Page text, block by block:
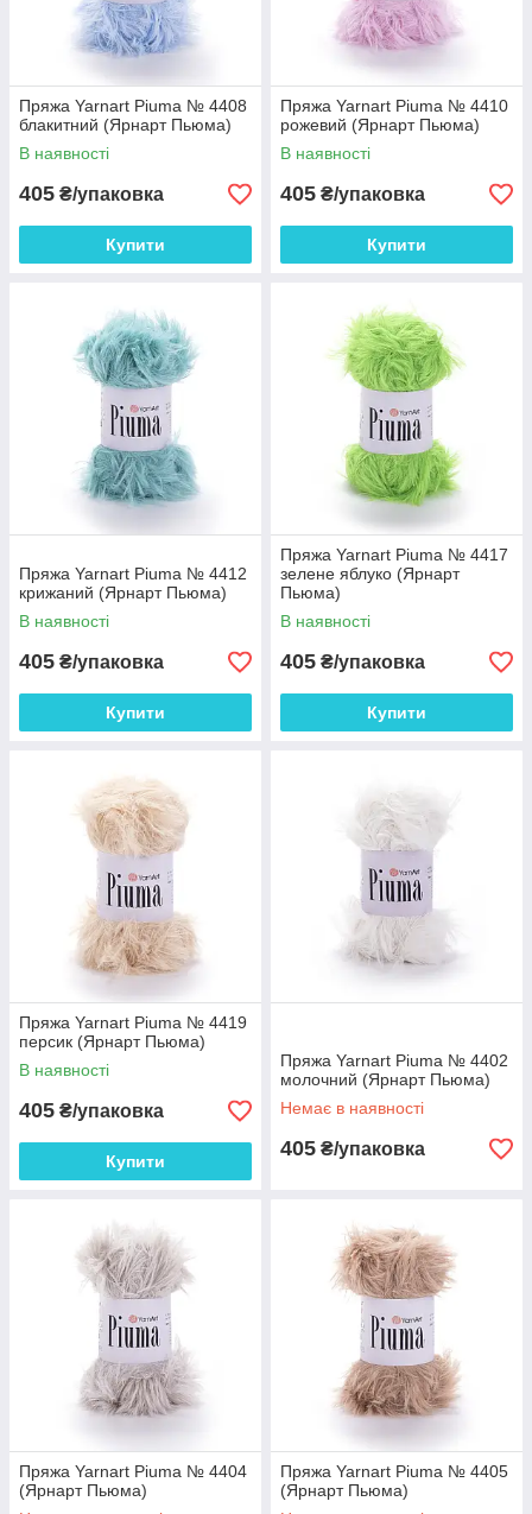
Пряжа Yarnart Piuma № 4408
блакитний (Ярнарт Пьюма)
В наявності
405 ₴/упаковка
Купити
Пряжа Yarnart Piuma № 4410
рожевий (Ярнарт Пьюма)
В наявності
405 ₴/упаковка
Купити
Пряжа Yarnart Piuma № 4412
крижаний (Ярнарт Пьюма)
В наявності
405 ₴/упаковка
Купити
Пряжа Yarnart Piuma № 4417
зелене яблуко (Ярнарт
Пьюма)
В наявності
405 ₴/упаковка
Купити
Пряжа Yarnart Piuma № 4419
персик (Ярнарт Пьюма)
В наявності
405 ₴/упаковка
Купити
Пряжа Yarnart Piuma № 4402
молочний (Ярнарт Пьюма)
Немає в наявності
405 ₴/упаковка
Пряжа Yarnart Piuma № 4404
(Ярнарт Пьюма)
Пряжа Yarnart Piuma № 4405
(Ярнарт Пьюма)